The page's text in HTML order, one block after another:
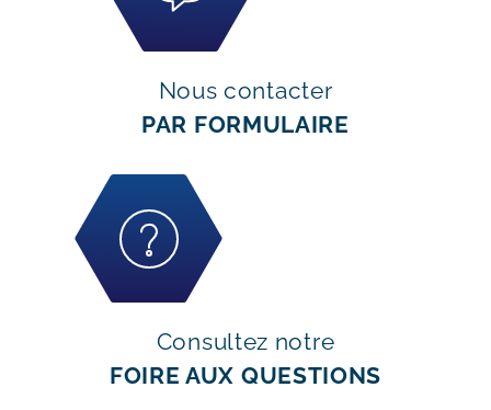
Nous contacter
PAR FORMULAIRE
Consultez notre
FOIRE AUX QUESTIONS